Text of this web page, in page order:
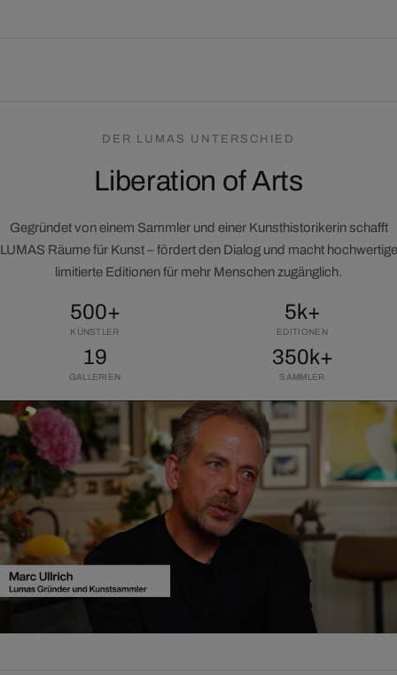
DER LUMAS UNTERSCHIED
Liberation of Arts
Gegründet von einem Sammler und einer Kunsthistorikerin schafft
LUMAS Räume für Kunst – fördert den Dialog und macht hochwertige
limitierte Editionen für mehr Menschen zugänglich.
500+
KÜNSTLER
5k+
EDITIONEN
19
GALLERIEN
350k+
SAMMLER